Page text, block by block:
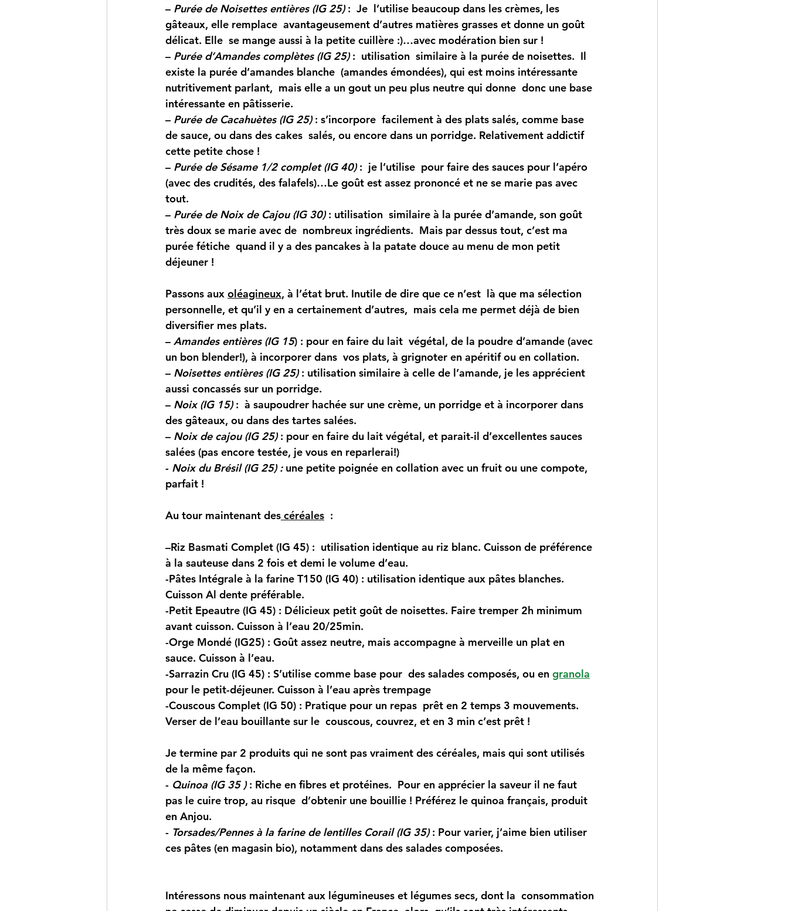
– Purée de Noisettes entières (IG 25) :  Je  l’utilise beaucoup dans les crèmes, les
gâteaux, elle remplace  avantageusement d’autres matières grasses et donne un goût
délicat. Elle  se mange aussi à la petite cuillère :)…avec modération bien sur !
– Purée d’Amandes complètes (IG 25) :
  utilisation  similaire à la purée de noisettes.  Il
existe la purée d’amandes blanche  (amandes émondées), qui est moins intéressante
nutritivement parlant,  mais elle a un gout un peu plus neutre qui donne  donc une base
intéressante en pâtisserie.
– Purée de Cacahuètes (IG 25) : s’incorpore  facilement à des plats salés, comme base
de sauce, ou dans des cakes  salés, ou encore dans un porridge. Relativement addictif
cette petite chose !
– Purée de Sésame 1/2 complet (IG 40) :  je l’utilise  pour faire des sauces pour l’apéro
(avec des crudités, des falafels)…Le goût est assez prononcé et ne se marie pas avec
tout.
– Purée de Noix de Cajou (IG 30) : utilisation  similaire à la purée d’amande, son goût
très doux se marie avec de  nombreux ingrédients.  Mais par dessus tout, c’est ma
purée fétiche  quand il y a des pancakes à la patate douce au menu de mon petit
déjeuner !
Passons aux oléagineux, à l’état brut. Inutile de dire que ce n’est  là que ma sélection
personnelle, et qu’il y en a certainement d’autres,  mais cela me permet déjà de bien
diversifier mes plats.
– Amandes entières (IG 15) : pour en faire du lait  végétal, de la poudre d’amande (avec
un bon blender!), à incorporer dans  vos plats, à grignoter en apéritif ou en collation.
– Noisettes entières (IG 25) : utilisation similaire à celle de l’amande, je les apprécient
aussi concassés sur un porridge.
– Noix (IG 15) : à saupoudrer hachée sur une crème, un porridge et à incorporer dans
des gâteaux, ou dans des tartes salées.
– Noix de cajou (IG 25) : pour en faire du lait végétal, et parait-il d’excellentes sauces
salées (pas encore testée, je vous en reparlerai!)
- Noix du Brésil (IG 25) : une petite poignée en collation avec un fruit ou une compote,
parfait !
Au tour maintenant des céréales
  :
–Riz Basmati Complet (IG 45) : utilisation identique au riz blanc. Cuisson de préférence
à la sauteuse dans 2 fois et demi le volume d’eau.
-Pâtes Intégrale à la farine T150 (IG 40) : utilisation identique aux pâtes blanches.
Cuisson Al dente préférable.
-Petit Epeautre (IG 45) : Délicieux petit goût de noisettes. Faire tremper 2h minimum
avant cuisson. Cuisson à l’eau 20/25min.
-Orge Mondé (IG25) : Goût assez neutre, mais accompagne à merveille un plat en
sauce. Cuisson à l’eau.
-Sarrazin Cru (IG 45) : S’utilise comme base pour  des salades composés, ou en granola
pour le petit-déjeuner. Cuisson à l’eau après trempage
-Couscous Complet (IG 50) : Pratique pour un repas  prêt en 2 temps 3 mouvements.
Verser de l’eau bouillante sur le  couscous, couvrez, et en 3 min c’est prêt !
Je termine par 2 produits qui ne sont pas vraiment des céréales, mais qui sont utilisés
de la même façon.
- Quinoa (IG 35 ) : Riche en fibres et protéines.  Pour en apprécier la saveur il ne faut
pas le cuire trop, au risque  d’obtenir une bouillie ! Préférez le quinoa français, produit
en Anjou.
- Torsades/Pennes à la farine de lentilles Corail (IG 35) : Pour varier, j’aime bien utiliser
ces pâtes (en magasin bio), notamment dans des salades composées.
Intéressons nous maintenant aux légumineuses et légumes secs, dont la  consommation